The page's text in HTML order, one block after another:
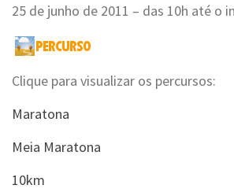
25 de junho de 2011 – das 10h até o
Clique para visualizar os percursos:
Maratona
Meia Maratona
10km